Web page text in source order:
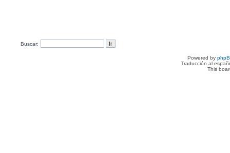
Buscar:
Powered by
Traducción al
This